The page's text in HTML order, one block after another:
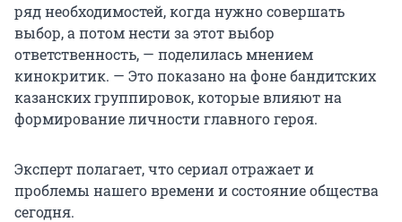
ряд необходимостей, когда нужно совершать
выбор, а потом нести за этот выбор
ответственность, — поделилась мнением
кинокритик. — Это показано на фоне бандитских
казанских группировок, которые влияют на
формирование личности главного героя.
Эксперт полагает, что сериал отражает и
проблемы нашего времени и состояние общества
сегодня.